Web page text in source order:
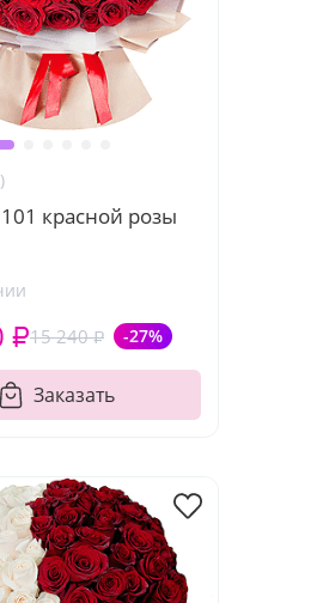
красной розы
15 240 ₽ -27%
₽
Заказать